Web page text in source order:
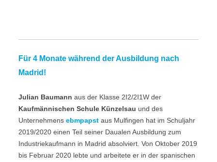
Für 4 Monate während der Ausbildung nach
Madrid!
Julian Baumann aus der Klasse 2I2/2I1W der
Kaufmännischen Schule Künzelsau und des
Unternehmens ebmpapst aus Mulfingen hat im Schuljahr
2019/2020 einen Teil seiner Daualen Ausbildung zum
Industriekaufmann in Madrid absolviert. Von Oktober 2019
bis Februar 2020 lebte und arbeitete er in der spanischen